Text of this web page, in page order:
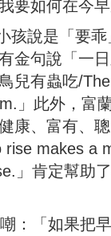
要如何在今
說是「要乖
金句說「一
兒有蟲吃/
」此外，富
康、富有、
rise makes a
」肯定幫助
「如果把早